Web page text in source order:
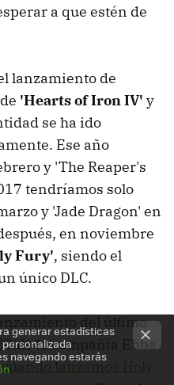
a que estén de
lanzamiento de
'Hearts of Iron IV' y
se ha ido
Ese año
y 'The Reaper's
tendríamos solo
y 'Jade Dragon' en
en noviembre
Fury', siendo el
único DLC.
del último
de la compañía Ebba
cuando lanzamos Holy
generar estadísticas
navegando estarás